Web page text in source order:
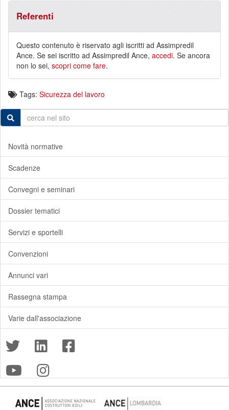
Referenti
Questo contenuto è riservato agli iscritti ad Assimpredil
Ance. Se sei iscritto ad Assimpredil Ance, accedi. Se ancora
non lo sei, scopri come fare.
Tags: Sicurezza del lavoro
Novità normative
Scadenze
Convegni e seminari
Dossier tematici
Servizi e sportelli
Convenzioni
Annunci vari
Rassegna stampa
Varie dall'associazione